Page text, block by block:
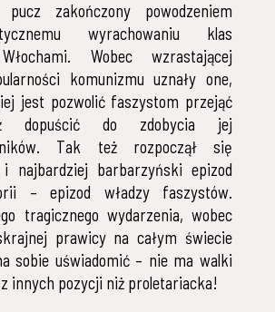
pucz zakończony powodzeniem
wyrachowaniu klas
Wobec wzrastającej
komunizmu uznały one,
jest pozwolić faszystom przejąć
dopuścić do zdobycia jej
Tak też rozpoczął się
najbardziej barbarzyński epizod
– epizod władzy faszystów.
tragicznego wydarzenia, wobec
prawicy na całym świecie
sobie uświadomić – nie ma walki
innych pozycji niż proletariacka!